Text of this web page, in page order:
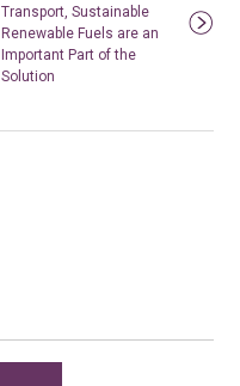
Transport, Sustainable
Renewable Fuels are an
Important Part of the
Solution